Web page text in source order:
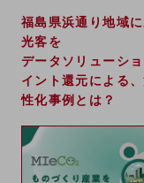
通信モジュール製品
衛星携帯電話
IOT完了済みメーカーブ
料金TOP
ドコモBiz データ無制限
福島県浜通り地域
光客を
データソリューシ
イント還元による
性化事例とは？